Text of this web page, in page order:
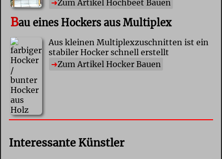
Zum Artikel Hochbeet Bauen
Bau eines Hockers aus Multiplex
Aus kleinen Multiplexzuschnitten ist ein
stabiler Hocker schnell erstellt
Zum Artikel Hocker Bauen
Interessante Künstler